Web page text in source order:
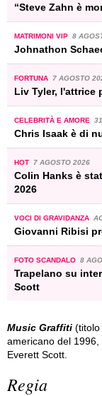
“Steve Zahn è
MATRIMONI VIP 8
Johnathon
FORTUNA 7 AGOSTO
Liv Tyler, l'attrice
CELEBRITÀ E AMORE
Chris Isaak è di
HOT 7 AGOSTO 2026
Colin Hanks è
2026
VOCI DI GRAVIDANZA
Giovanni Ribisi
FOTO SCANDALO 8
Trapelano su
Scott
Music Graffiti (titolo
americano del
Everett Scott.
Regia